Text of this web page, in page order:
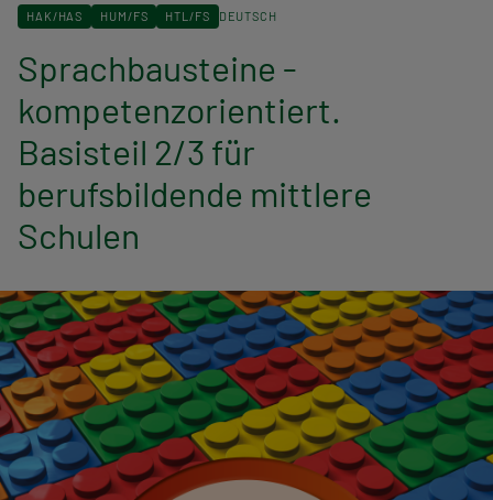
d
n
a
v
i
g
a
t
i
o
n
HAK/HAS HUM/FS HTL/FS DEUTSCH
Sprachbausteine -
kompetenzorientiert.
Basisteil 2/3 für
berufsbildende mittlere
Schulen